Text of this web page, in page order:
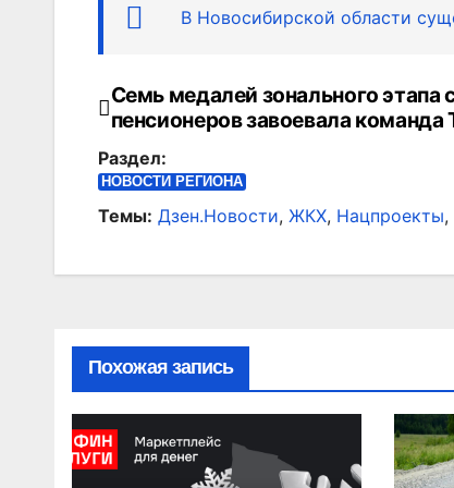
В Новосибирской области
Навигация
по
записям
Семь медалей зонального этапа
пенсионеров завоевала команда
Раздел:
НОВОСТИ РЕГИОНА
Темы: Дзен.Новости, ЖКХ, Нацпроекты,
Похожая запись